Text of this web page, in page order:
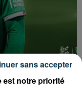
EKWAH
est notre priorité
sans accepter